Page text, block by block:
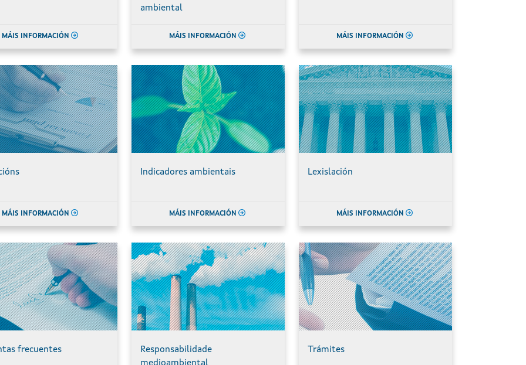
MÁIS INFORMACIÓN
ambiental
MÁIS INFORMACIÓN MÁIS INFORMACIÓN
MÁIS INFORMACIÓN
Indicadores ambientais
MÁIS INFORMACIÓN
Lexislación
MÁIS INFORMACIÓN
frecuentes
Responsabilidade
medioambiental
Trámites